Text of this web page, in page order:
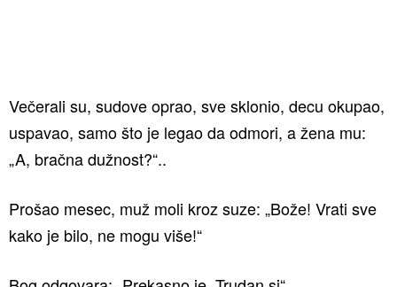
Večerali su, sudove oprao, sve sklonio, decu okupao,
uspavao, samo što je legao da odmori, a žena mu:
„A, bračna dužnost?“..
Prošao mesec, muž moli kroz suze: „Bože! Vrati sve
kako je bilo, ne mogu više!“